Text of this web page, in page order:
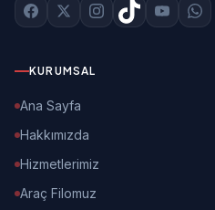
KURUMSAL
Ana Sayfa
Hakkımızda
Hizmetlerimiz
Araç Filomuz